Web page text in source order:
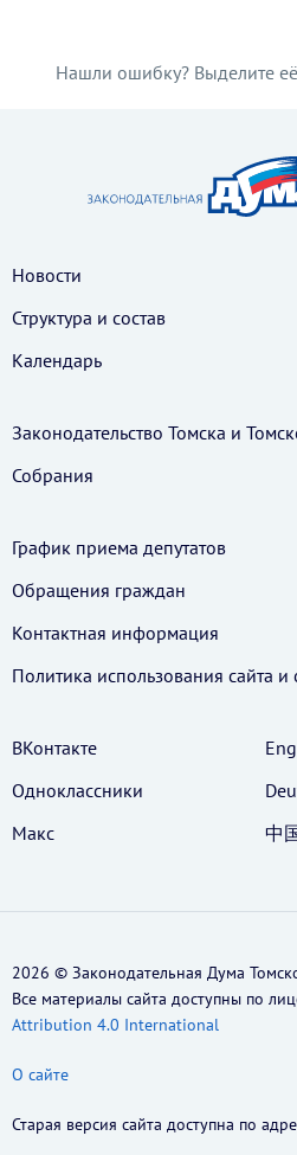
Нашли ошибку? Выделите
Новости
Структура и состав
Календарь
Законодательство Томска и
Собрания
График приема депутатов
Обращения граждан
Контактная информация
Политика использования cайта и
ВКонтакте
Одноклассники
Макс
中
2026 © Законодательная Дума
Все материалы сайта доступны по
Attribution 4.0 International
О сайте
Старая версия сайта доступна по